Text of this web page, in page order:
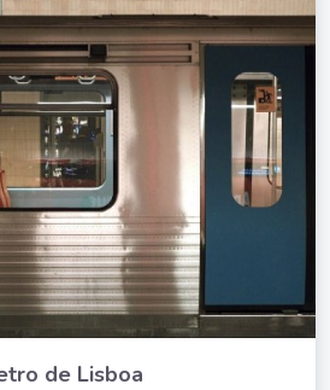
de Lisboa